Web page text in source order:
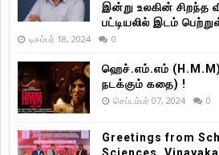
இன்று உலகின் சிறந்த
பட்டியலில் இடம்
டிசம்பர் 18, 2024 0
ஹெச்.எம்.எம் (H.M.M)
நடக்கும் கதை) !
செப்டம்பர் 07, 2024 0
Greetings from